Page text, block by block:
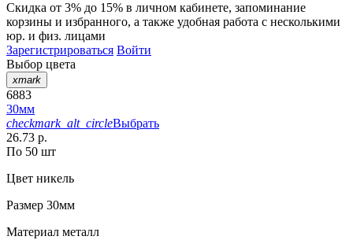
Скидка от 3% до 15% в личном кабинете, запоминание
корзины и избранного, а также удобная работа с несколькими
юр. и физ. лицами
Зарегистрироваться Войти
Выбор цвета
xmark
6883
30мм
checkmark_alt_circleВыбрать
26.73 р.
По 50 шт
Цвет никель
Размер 30мм
Материал металл